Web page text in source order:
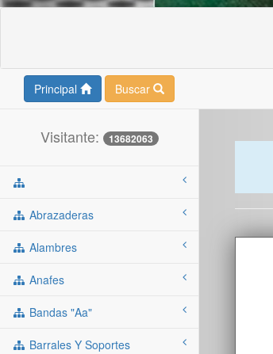
Principal Buscar
Visitante: 13682063
Abrazaderas
Alambres
Anafes
Bandas "aa"
Barrales Y Soportes